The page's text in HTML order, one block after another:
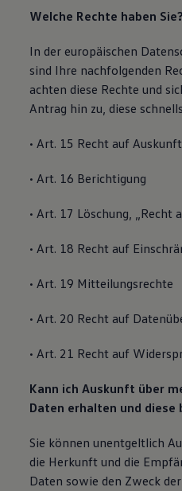
Welche Rechte haben Sie?
In der europäischen
sind Ihre nachfolgenden
achten diese Rechte und
Antrag hin zu, diese
• Art. 15 Recht auf Auskunft
• Art. 16 Berichtigung
• Art. 17 Löschung, „Recht
• Art. 18 Recht auf
• Art. 19 Mitteilungsrechte
• Art. 20 Recht auf
• Art. 21 Recht auf
Kann ich Auskunft über
Daten erhalten und diese
Sie können unentgeltlich
die Herkunft und die
Daten sowie den Zweck